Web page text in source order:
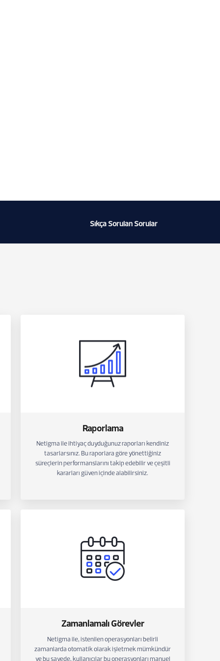
Sıkça Sorulan Sorular
Raporlama
Netigma ile ihtiyaç duyduğunuz raporları kendiniz
tasarlarsınız. Bu raporlara göre yönettiğiniz
süreçlerin performanslarını takip edebilir ve çeşitli
kararları güven içinde alabilirsiniz.
Zamanlamalı Görevler
Netigma ile, istenilen operasyonları belirli
zamanlarda otomatik olarak işletmek mümkündür
ve bu sayede, kullanıcılar bu operasyonları manuel